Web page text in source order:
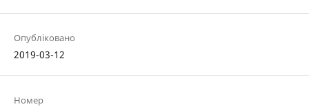
Опубліковано
2019-03-12
Номер